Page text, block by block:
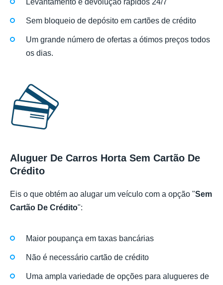
Levantamento e devolução rápidos 24/7
Sem bloqueio de depósito em cartões de crédito
Um grande número de ofertas a ótimos preços todos
os dias.
Aluguer De Carros Horta Sem Cartão De
Crédito
Eis o que obtém ao alugar um veículo com a opção "Sem
Cartão De Crédito":
Maior poupança em taxas bancárias
Não é necessário cartão de crédito
Uma ampla variedade de opções para alugueres de